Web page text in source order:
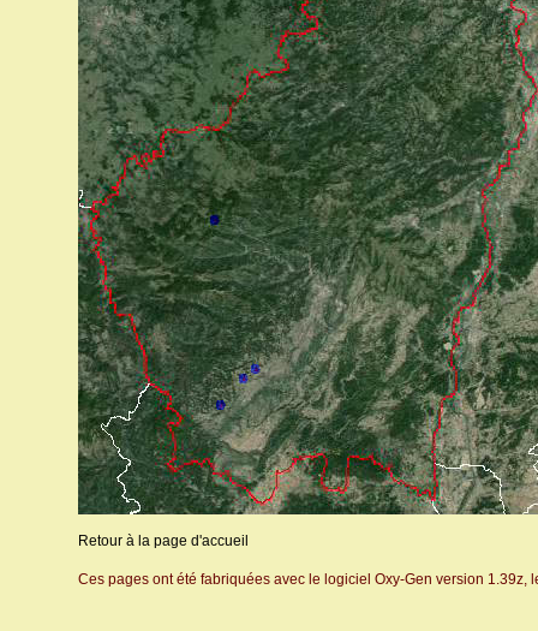
Retour à la page d'accueil
Ces pages ont été fabriquées avec le logiciel Oxy-Gen version 1.39z,